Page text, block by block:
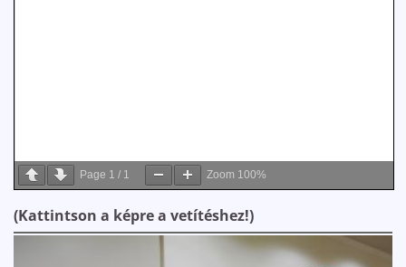
Page 1 / 1 Zoom 100%
(Kattintson a képre a vetítéshez!)